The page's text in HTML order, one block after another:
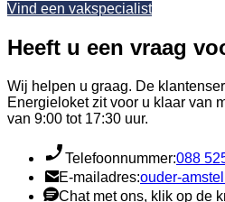
Vind een vakspecialist
Heeft u een vraag
Wij helpen u graag. De
Energieloket zit voor u klaar van
van 9:00 tot 17:30 uur.
Telefoonnummer:088
E-mailadres:ouder-
Chat met ons, klik op de